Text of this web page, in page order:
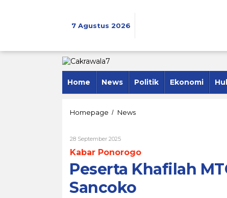
7 Agustus 2026
Home News Politik Ekonomi
Homepage / NewsPeserta
Bupati
Sugiri
Sancoko
28 September 2025Oleh
7
Kabar Ponorogo
Peserta Khafilah
Sancoko